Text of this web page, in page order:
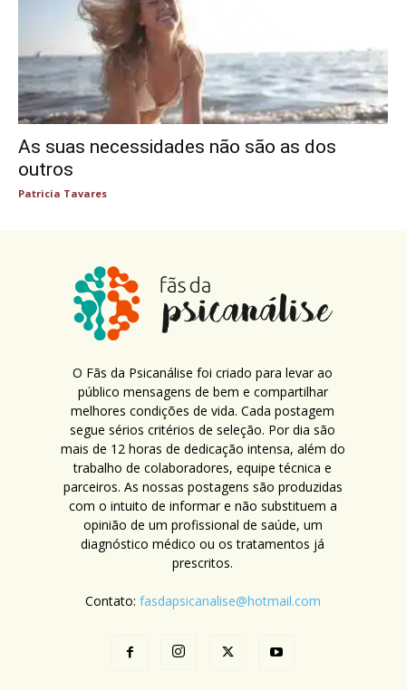
As suas necessidades não são as dos
outros
Patricia Tavares
O Fãs da Psicanálise foi criado para levar ao
público mensagens de bem e compartilhar
melhores condições de vida. Cada postagem
segue sérios critérios de seleção. Por dia são
mais de 12 horas de dedicação intensa, além do
trabalho de colaboradores, equipe técnica e
parceiros. As nossas postagens são produzidas
com o intuito de informar e não substituem a
opinião de um profissional de saúde, um
diagnóstico médico ou os tratamentos já
prescritos.
Contato: fasdapsicanalise@hotmail.com